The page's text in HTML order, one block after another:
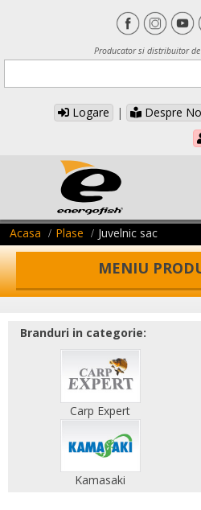
Producator si distribuitor
Logare | Despre
Acasa Plase Juvelnic sac
MENIU
Branduri in categorie:
Carp Expert
Kamasaki